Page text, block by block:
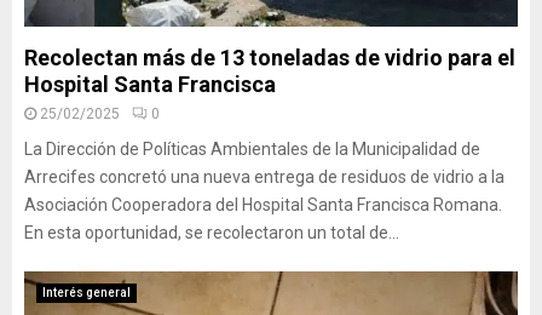
Recolectan más de 13 toneladas de vidrio para el
Hospital Santa Francisca
25/02/2025 0
La Dirección de Políticas Ambientales de la Municipalidad de
Arrecifes concretó una nueva entrega de residuos de vidrio a la
Asociación Cooperadora del Hospital Santa Francisca Romana.
En esta oportunidad, se recolectaron un total de...
Interés general